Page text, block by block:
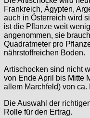
Frankreich, Ägypten,
auch in Österreich wird
ist die Pflanze weit
angenommen, sie
Quadratmeter pro
nährstoffreichen Boden.
Artischocken sind nicht
von Ende April bis Mitte
allem Marchfeld) von ca.
Die Auswahl der
Rolle für den Ertrag.